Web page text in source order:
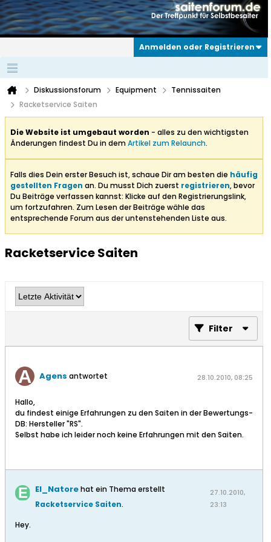
Anmelden oder Registrieren
Diskussionsforum Equipment
Tennissaiten
Racketservice Saiten
Die Website ist umgebaut worden - alles zu den wichtigsten
Änderungen findest Du in demArtikel zum Relaunch.
Falls dies Dein erster Besuch ist, schaue Dir am besten die häufig
gestellten Fragen an. Du musst Dich zuerst registrieren, bevor
Du Beiträge verfassen kannst: Klicke auf den Registrierungslink,
um fortzufahren. Zum Lesen der Beiträge wähle das
entsprechende Forum aus der untenstehenden Liste aus.
Racketservice Saiten
Filter
Agens antwortet 28.10.2010, 08:25
Hallo,
du findest einige Erfahrungen zu den Saiten in der Bewertungs-
DB: Hersteller "RS".
Selbst habe ich leider noch keine Erfahrungen mit den Saiten.
El_Natorehat ein Thema erstellt
Racketservice Saiten.
27.10.2010,
23:13
Hey.